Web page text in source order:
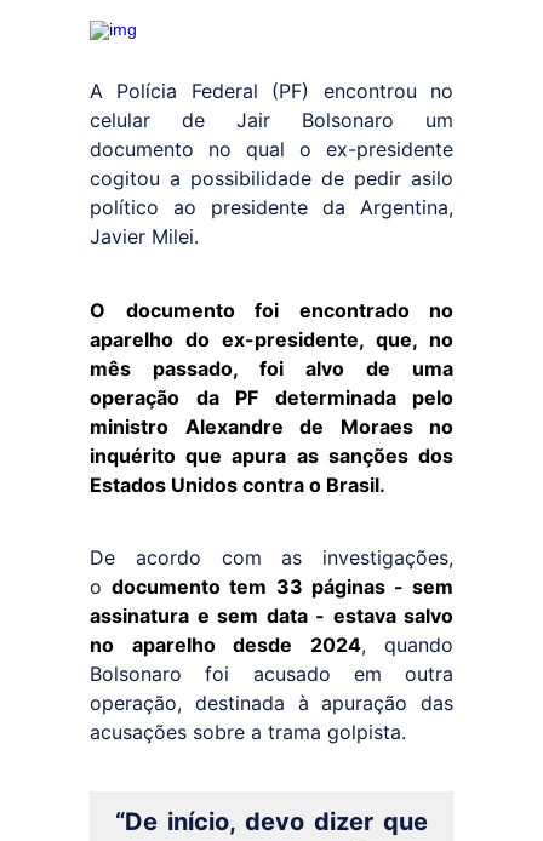
A Polícia Federal (PF) encontrou no
celular de Jair Bolsonaro um
documento no qual o ex-presidente
cogitou a possibilidade de pedir asilo
político ao presidente da Argentina,
Javier Milei.
O documento foi encontrado no
aparelho do ex-presidente, que, no
mês passado, foi alvo de uma
operação da PF determinada pelo
ministro Alexandre de Moraes no
inquérito que apura as sanções dos
Estados Unidos contra o Brasil.
De acordo com as investigações,
odocumento tem 33 páginas - sem
assinatura e sem data - estava salvo
no aparelho desde 2024, quando
Bolsonaro foi acusado em outra
operação, destinada à apuração das
acusações sobre a trama golpista.
“De início, devo dizer que